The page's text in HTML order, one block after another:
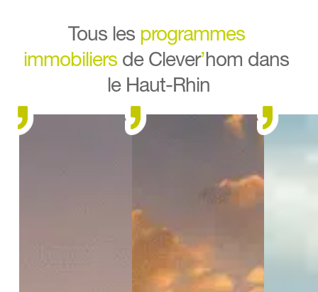
Tous les programmes
immobiliers de Clever’hom dans
le Haut-Rhin